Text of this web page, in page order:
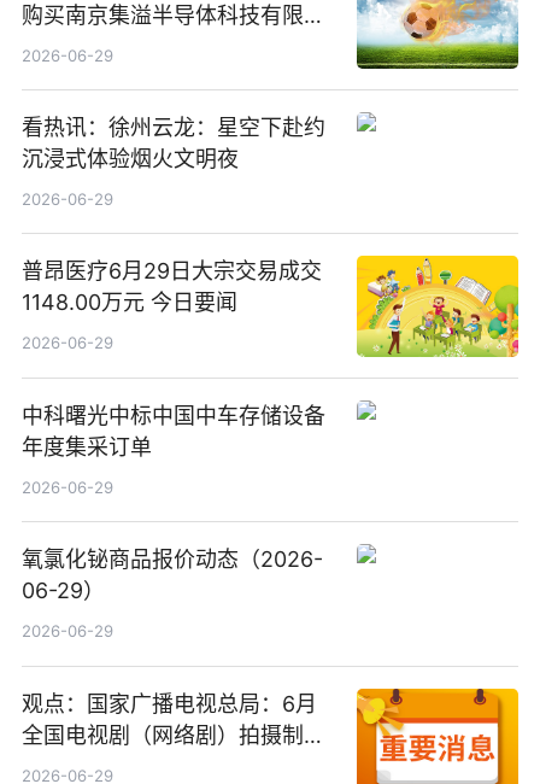
购买南京集溢半导体科技有限公
司15.3%股权
2026-06-29
看热讯：徐州云龙：星空下赴约
沉浸式体验烟火文明夜
2026-06-29
普昂医疗6月29日大宗交易成交
1148.00万元 今日要闻
2026-06-29
中科曙光中标中国中车存储设备
年度集采订单
2026-06-29
氧氯化铋商品报价动态（2026-
06-29）
2026-06-29
观点：国家广播电视总局：6月
全国电视剧（网络剧）拍摄制作
备案公示剧目197部
2026-06-29